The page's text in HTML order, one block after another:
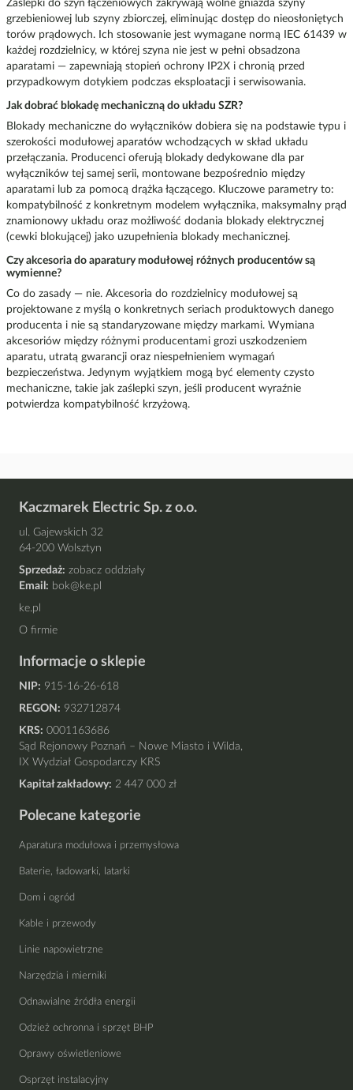
Zaślepki do szyn łączeniowych zakrywają wolne gniazda szyny
grzebieniowej lub szyny zbiorczej, eliminując dostęp do nieosłoniętych
torów prądowych. Ich stosowanie jest wymagane normą IEC 61439 w
każdej rozdzielnicy, w której szyna nie jest w pełni obsadzona
aparatami — zapewniają stopień ochrony IP2X i chronią przed
przypadkowym dotykiem podczas eksploatacji i serwisowania.
Jak dobrać blokadę mechaniczną do układu SZR?
Blokady mechaniczne do wyłączników dobiera się na podstawie typu i
szerokości modułowej aparatów wchodzących w skład układu
przełączania. Producenci oferują blokady dedykowane dla par
wyłączników tej samej serii, montowane bezpośrednio między
aparatami lub za pomocą drążka łączącego. Kluczowe parametry to:
kompatybilność z konkretnym modelem wyłącznika, maksymalny prąd
znamionowy układu oraz możliwość dodania blokady elektrycznej
(cewki blokującej) jako uzupełnienia blokady mechanicznej.
Czy akcesoria do aparatury modułowej różnych producentów są
wymienne?
Co do zasady — nie. Akcesoria do rozdzielnicy modułowej są
projektowane z myślą o konkretnych seriach produktowych danego
producenta i nie są standaryzowane między markami. Wymiana
akcesoriów między różnymi producentami grozi uszkodzeniem
aparatu, utratą gwarancji oraz niespełnieniem wymagań
bezpieczeństwa. Jedynym wyjątkiem mogą być elementy czysto
mechaniczne, takie jak zaślepki szyn, jeśli producent wyraźnie
potwierdza kompatybilność krzyżową.
Kaczmarek Electric Sp. z o.o.
ul. Gajewskich 32
64-200 Wolsztyn
Sprzedaż: zobacz oddziały
Email: bok@ke.pl
ke.pl
O firmie
Informacje o sklepie
NIP: 915-16-26-618
REGON: 932712874
KRS: 0001163686
Sąd Rejonowy Poznań – Nowe Miasto i Wilda,
IX Wydział Gospodarczy KRS
Kapitał zakładowy: 2 447 000 zł
Polecane kategorie
Aparatura modułowa i przemysłowa
Baterie, ładowarki, latarki
Dom i ogród
Kable i przewody
Linie napowietrzne
Narzędzia i mierniki
Odnawialne źródła energii
Odzież ochronna i sprzęt BHP
Oprawy oświetleniowe
Osprzęt instalacyjny